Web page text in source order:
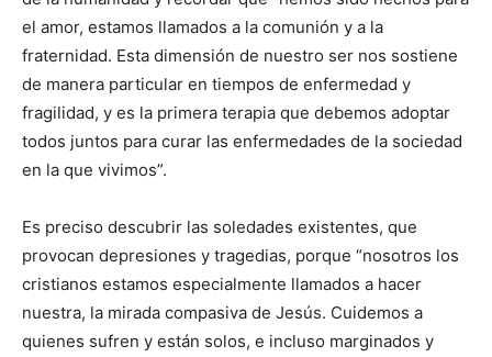
el amor, estamos llamados a la comunión y a la
fraternidad. Esta dimensión de nuestro ser nos sostiene
de manera particular en tiempos de enfermedad y
fragilidad, y es la primera terapia que debemos adoptar
todos juntos para curar las enfermedades de la sociedad
en la que vivimos”.
Es preciso descubrir las soledades existentes, que
provocan depresiones y tragedias, porque “nosotros los
cristianos estamos especialmente llamados a hacer
nuestra, la mirada compasiva de Jesús. Cuidemos a
quienes sufren y están solos, e incluso marginados y